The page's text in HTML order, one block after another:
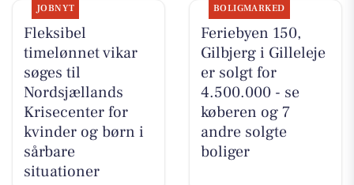
JOBNYT
Fleksibel
timelønnet vikar
søges til
Nordsjællands
Krisecenter for
kvinder og børn i
sårbare
situationer
BOLIGMARKED
Feriebyen 150,
Gilbjerg i Gilleleje
er solgt for
4.500.000 - se
køberen og 7
andre solgte
boliger